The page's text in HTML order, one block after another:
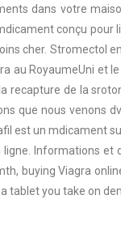
dans votre
conçu pour
cher. Stromectol
au RoyaumeUni et
recapture de la
que nous venons
est un mdicament
Informations et
buying Viagra
tablet you take on